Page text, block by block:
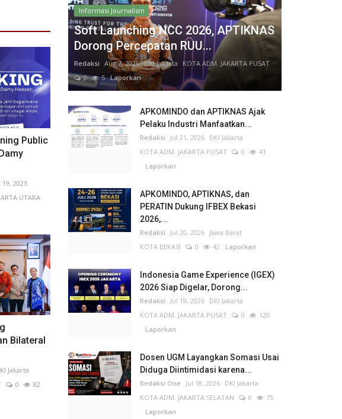
Public
19, 2023
UTARA
Bilateral
Jakarta
0
82
Informasi Journalism
Soft Launching NCC 2026, APTIKNAS
Dorong Percepatan RUU...
Redaksi Aug 7, 2026 DKI Jakarta
KOTA ADM. JAKARTA PUSAT
0
5Laporkan
APKOMINDO dan APTIKNAS Ajak
Pelaku Industri Manfaatkan...
Redaksi Jul 21, 2026 DKI Jakarta
KOTA ADM. JAKARTA PUSAT
0
41
Laporkan
APKOMINDO, APTIKNAS, dan
PERATIN Dukung IFBEX Bekasi
2026,...
Redaksi Jul 20, 2026 Jawa Barat
KOTA BEKASI
0 42 Laporkan
Indonesia Game Experience (IGEX)
2026 Siap Digelar, Dorong...
Redaksi Jul 19, 2026 DKI Jakarta
KOTA ADM. JAKARTA PUSAT
0
120
Laporkan
Dosen UGM Layangkan Somasi Usai
Diduga Diintimidasi karena...
Redaksi One Jul 18, 2026 DKI Jakarta
KOTA ADM. JAKARTA SELATAN
0
75
Laporkan